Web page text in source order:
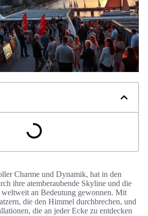
Charme und Dynamik, hat in den
ihre atemberaubende Skyline und die
weltweit an Bedeutung gewonnen. Mit
die den Himmel durchbrechen, und
die an jeder Ecke zu entdecken